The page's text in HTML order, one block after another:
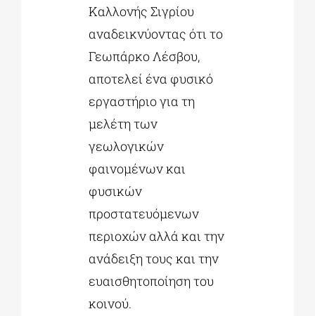
Καλλονής Σιγρίου
αναδεικνύοντας ότι το
Γεωπάρκο Λέσβου,
αποτελεί ένα φυσικό
εργαστήριο για τη
μελέτη των
γεωλογικών
φαινομένων και
φυσικών
προστατευόμενων
περιοχών αλλά και την
ανάδειξη τους και την
ευαισθητοποίηση του
κοινού.